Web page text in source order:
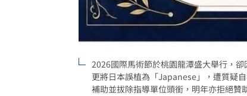
2026國際馬術節於桃園龍潭盛大舉行，
更將日本誤植為「Japanese」，遭質疑
補助並拔除指導單位頭銜，明年亦拒絕贊